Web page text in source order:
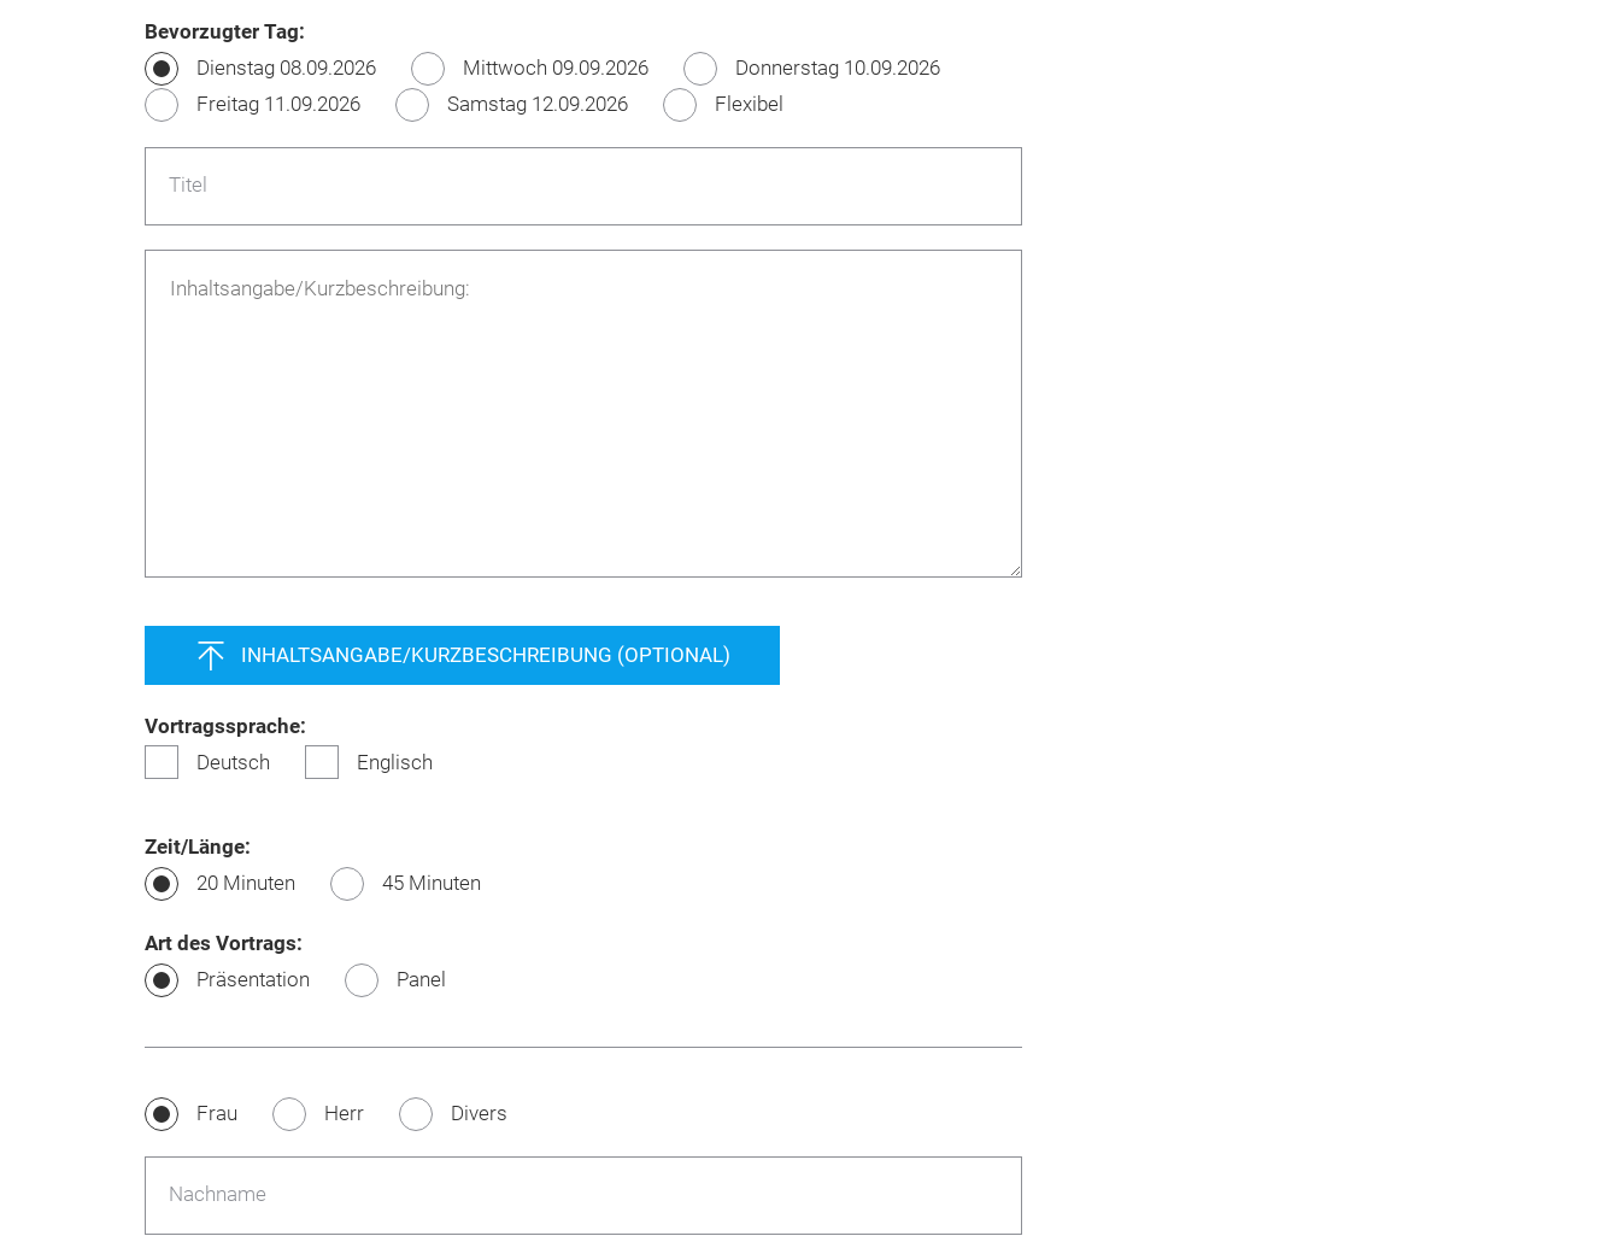
Bevorzugter Tag:
Dienstag 08.09.2026
Mittwoch 09.09.2026
Donnerstag 10.09.2026
Freitag 11.09.2026
Samstag 12.09.2026 Flexibel
Titel
INHALTSANGABE/KURZBESCHREIBUNG (OPTIONAL)
Vortragssprache:
Deutsch
Englisch
Zeit/Länge:
20 Minuten
45 Minuten
Art des Vortrags:
Präsentation
Panel
Frau Herr Divers
Nachname